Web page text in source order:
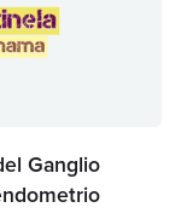
Ganglio